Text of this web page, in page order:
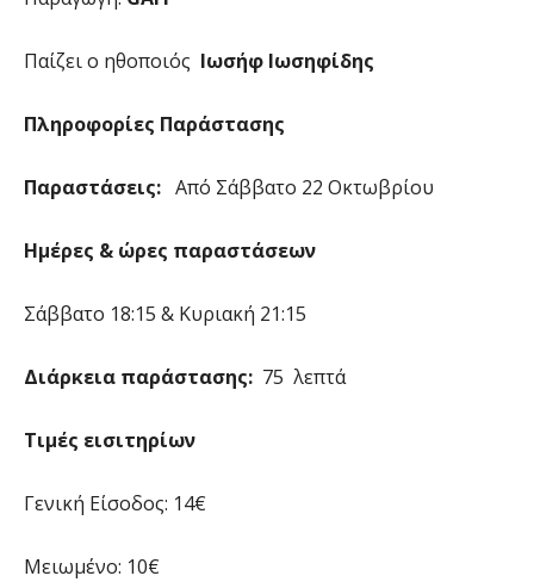
Παίζει ο ηθοποιός Ιωσήφ Ιωσηφίδης
Πληροφορίες Παράστασης
Παραστάσεις: Από Σάββατο 22 Οκτωβρίου
Ημέρες & ώρες παραστάσεων
Σάββατο 18:15 & Κυριακή 21:15
Διάρκεια παράστασης: 75 λεπτά
Τιμές εισιτηρίων
Γενική Είσοδος: 14€
Μειωμένο: 10€